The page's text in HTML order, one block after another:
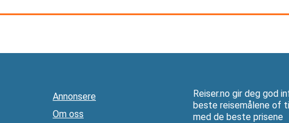
Annonsere
Om oss
Reiser.no gir deg god
beste reisemålene of
med de beste prisene